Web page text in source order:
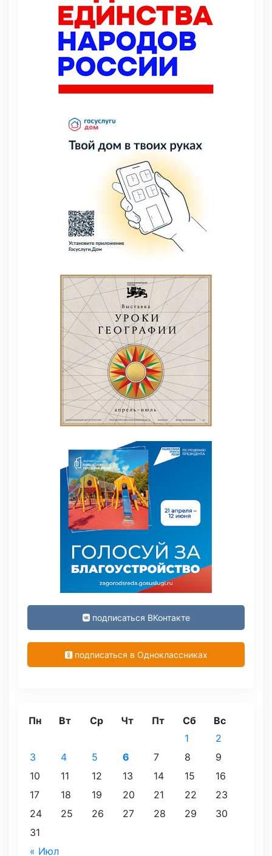
подписаться ВКонтакте
подписаться в Одноклассниках
Пн Вт Ср Чт Пт Сб Вс
« Июл
1
2
3
4 5 6 7 8
9
10
11 12 13 14 15
16
17
18 19 20 21 22
23
24
25 26 27 28 29
30
31